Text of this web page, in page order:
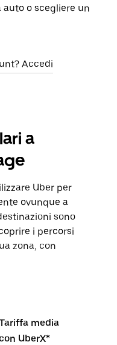
o scegliere un
Accedi
a
Uber per
ovunque a
sono
i percorsi
zona, con
media
UberX*